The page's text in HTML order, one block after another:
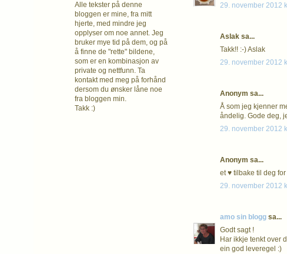
29. november 2012
Aslak sa...
Takk!! :-) Aslak
29. november 2012
Anonym sa...
Å som jeg kjenner
åndelig. Gode deg,
29. november 2012
Anonym sa...
et ♥ tilbake til deg
29. november 2012
amo sin blogg sa...
Godt sagt !
Har ikkje tenkt over
ein god leveregel :)
Alle tekster på denne
bloggen er mine, fra mitt
hjerte, med mindre jeg
opplyser om noe annet. Jeg
bruker mye tid på dem, og på
å finne de "rette" bildene,
som er en kombinasjon av
private og nettfunn. Ta
kontakt med meg på forhånd
dersom du ønsker låne noe
fra bloggen min.
Takk :)